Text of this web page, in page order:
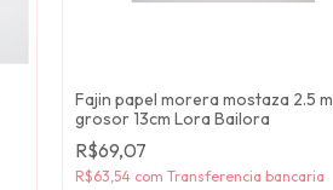
Fajin papel morera mostaza 2.5 m
grosor 13cm Lora Bailora
R$69,07
R$63,54 com Transferencia bancaria